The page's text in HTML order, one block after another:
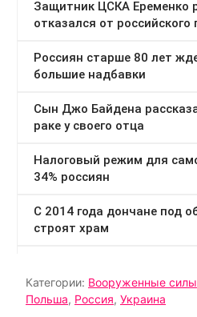
Категории: Вооруженные силы
Польша, Россия, Украина